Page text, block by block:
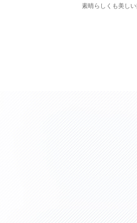
素晴らしくも美し